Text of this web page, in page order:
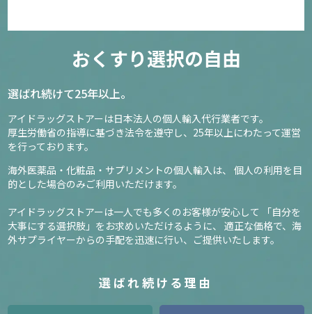
おくすり選択の自由
選ばれ続けて25年以上。
アイドラッグストアーは日本法人の個人輸入代行業者です。
厚生労働省の指導に基づき法令を遵守し、 25年以上にわたって運営
を行っております。
海外医薬品・化粧品・サプリメントの個人輸入は、
個人の利用を目
的とした場合のみご利用いただけます。
アイドラッグストアーは一人でも多くのお客様が安心して
「自分を
大事にする選択肢」をお求めいただけるように、
適正な価格で、海
外サプライヤーからの手配を迅速に行い、ご提供いたします。
選ばれ続ける理由